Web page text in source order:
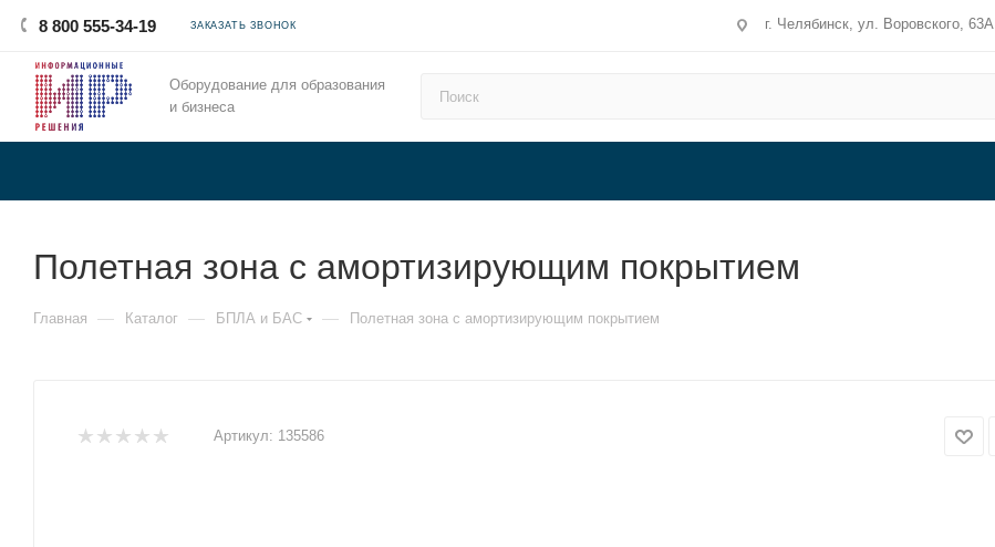
8 800 555-34-19 ЗАКАЗАТЬ ЗВОНОК г. Челябинск, ул. Воровского, 63А
Оборудование для образования
и бизнеса
Полетная зона с амортизирующим покрытием
Главная — Каталог — БПЛА и БАС — Полетная зона с амортизирующим покрытием
Артикул: 135586